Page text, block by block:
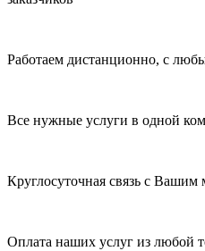
Работаем дистанционно, с
Все нужные услуги в одной
Круглосуточная связь с Вашим
Оплата наших услуг из любой